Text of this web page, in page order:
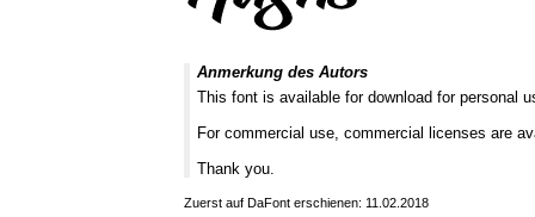
Anmerkung des Autors
This font is available for download for personal
For commercial use, commercial licenses are
Thank you.
Zuerst auf DaFont erschienen: 11.02.2018